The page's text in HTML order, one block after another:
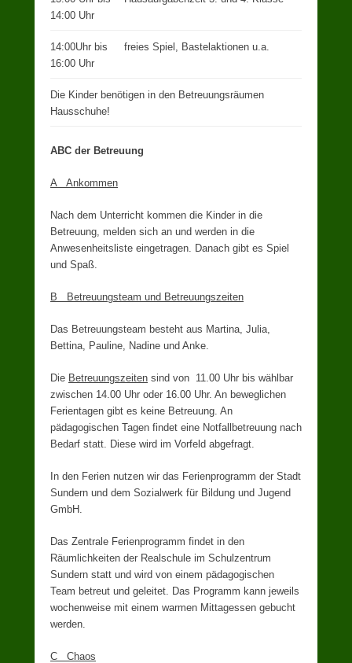
14:00 Uhr
14:00Uhr bis
16:00 Uhr
freies Spiel, Bastelaktionen u.a.
Die Kinder benötigen in den Betreuungsräumen
Hausschuhe!
ABC der Betreuung
A Ankommen
Nach dem Unterricht kommen die Kinder in die
Betreuung, melden sich an und werden in die
Anwesenheitsliste eingetragen. Danach gibt es Spiel
und Spaß.
B Betreuungsteam und Betreuungszeiten
Das Betreuungsteam besteht aus Martina, Julia,
Bettina, Pauline, Nadine und Anke.
Die Betreuungszeiten sind von 11.00 Uhr bis wählbar
zwischen 14.00 Uhr oder 16.00 Uhr. An beweglichen
Ferientagen gibt es keine Betreuung. An
pädagogischen Tagen findet eine Notfallbetreuung nach
Bedarf statt. Diese wird im Vorfeld abgefragt.
In den Ferien nutzen wir das Ferienprogramm der Stadt
Sundern und dem Sozialwerk für Bildung und Jugend
GmbH.
Das Zentrale Ferienprogramm findet in den
Räumlichkeiten der Realschule im Schulzentrum
Sundern statt und wird von einem pädagogischen
Team betreut und geleitet. Das Programm kann jeweils
wochenweise mit einem warmen Mittagessen gebucht
werden.
C Chaos